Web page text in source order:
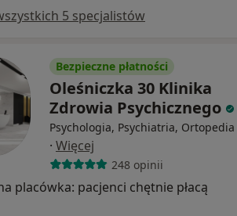
5 specjalistów
Bezpieczne płatności
Oleśniczka 30 Klinika
Zdrowia Psychicznego
Psychologia, Psychiatria, Ortopedia
· Więcej
248 opinii
placówka: pacjenci chętnie płacą